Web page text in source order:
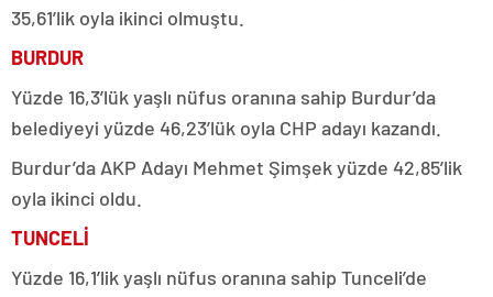
35,61’lik oyla ikinci olmuştu.
BURDUR
Yüzde 16,3’lük yaşlı nüfus oranına sahip Burdur’da
belediyeyi yüzde 46,23’lük oyla CHP adayı kazandı.
Burdur’da AKP Adayı Mehmet Şimşek yüzde 42,85’lik
oyla ikinci oldu.
TUNCELİ
Yüzde 16,1’lik yaşlı nüfus oranına sahip Tunceli’de